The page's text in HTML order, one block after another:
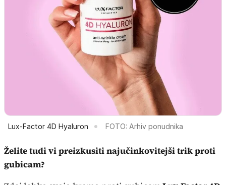
Lux-Factor 4D Hyaluron FOTO: Arhiv ponudnika
Želite tudi vi preizkusiti najučinkovitejši trik proti
gubicam?